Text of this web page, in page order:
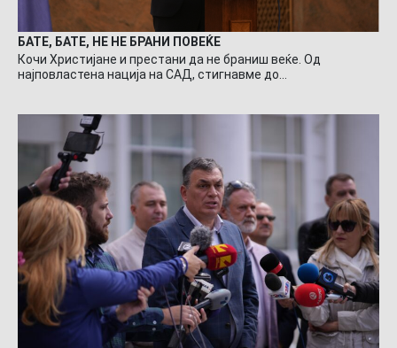
БАТЕ, БАТЕ, НЕ НЕ БРАНИ ПОВЕЌЕ
Кочи Христијане и престани да не браниш веќе. Од
најповластена нација на САД, стигнавме до…